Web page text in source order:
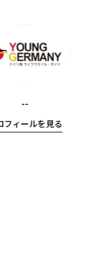
--
フィールを見る